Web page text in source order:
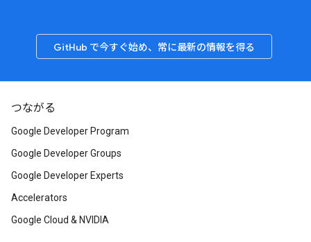
GitHub で今すぐ始め、常に最新の情報を得る
つながる
Google Developer Program
Google Developer Groups
Google Developer Experts
Accelerators
Google Cloud & NVIDIA